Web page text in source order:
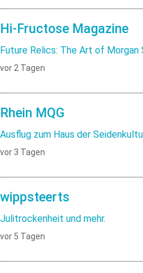
Hi-Fructose Magazine
Future Relics: The Art of Morgan
vor 2 Tagen
Rhein MQG
Ausflug zum Haus der
vor 3 Tagen
wippsteerts
Julitrockenheit und mehr.
vor 5 Tagen